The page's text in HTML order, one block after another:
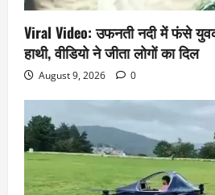
Viral Video: उफनती नदी में फंसे युवक
हाथी, वीडियो ने जीता लोगों का दिल
August 9, 2026 0